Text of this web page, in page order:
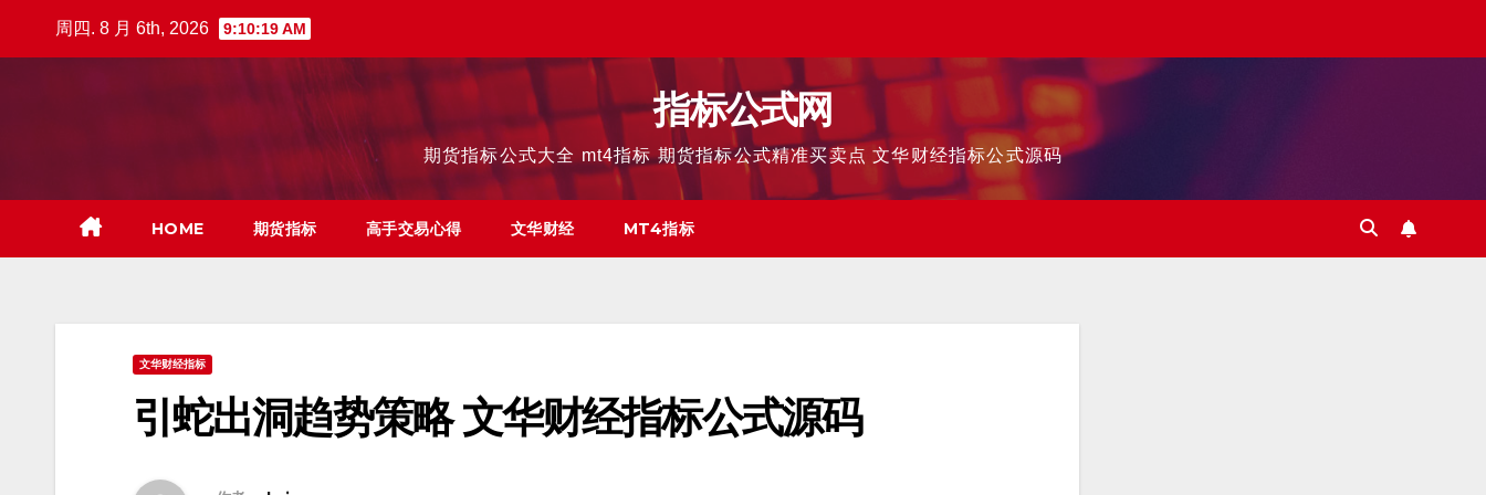
周四. 8 月 6th, 2026 9:10:20 AM
指标公式网
期货指标公式大全 mt4指标 期货指标公式精准买卖点 文华财经指标公式源码
HOME 期货指标 高手交易心得 文华财经 MT4指标
文华财经指标
引蛇出洞趋势策略 文华财经指标公式源码